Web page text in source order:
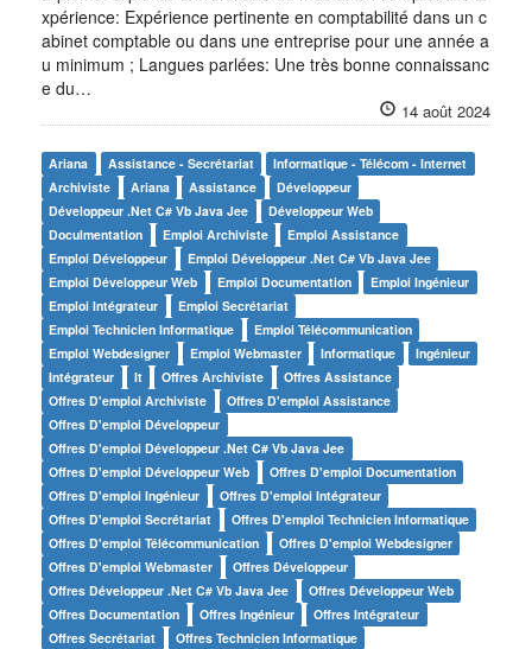
xpérience: Expérience pertinente en comptabilité dans un c
abinet comptable ou dans une entreprise pour une année a
u minimum ; Langues parlées: Une très bonne connaissanc
e du…
14 août 2024
Ariana Assistance - Secrétariat
Informatique - Télécom - Internet
Archiviste
Ariana Assistance
Développeur
Développeur .net C# Vb Java Jee
Développeur Web
Doculmentation
Emploi Archiviste
Emploi Assistance
Emploi Développeur
Emploi Développeur .net C# Vb Java Jee
Emploi Développeur Web
Emploi Documentation
Emploi Ingénieur
Emploi Intégrateur
Emploi Secrétariat
Emploi Technicien Informatique
Emploi Télécommunication
Emploi Webdesigner
Emploi Webmaster Informatique
Ingénieur
Intégrateur
It Offres Archiviste
Offres Assistance
Offres D'emploi Archiviste
Offres D'emploi Assistance
Offres D'emploi Développeur
Offres D'emploi Développeur .net C# Vb Java Jee
Offres D'emploi Développeur Web
Offres D'emploi Documentation
Offres D'emploi Ingénieur
Offres D'emploi Intégrateur
Offres D'emploi Secrétariat
Offres D'emploi Technicien Informatique
Offres D'emploi Télécommunication
Offres D'emploi Webdesigner
Offres D'emploi Webmaster
Offres Développeur
Offres Développeur .net C# Vb Java Jee
Offres Développeur Web
Offres Documentation
Offres Ingénieur
Offres Intégrateur
Offres Secrétariat
Offres Technicien Informatique